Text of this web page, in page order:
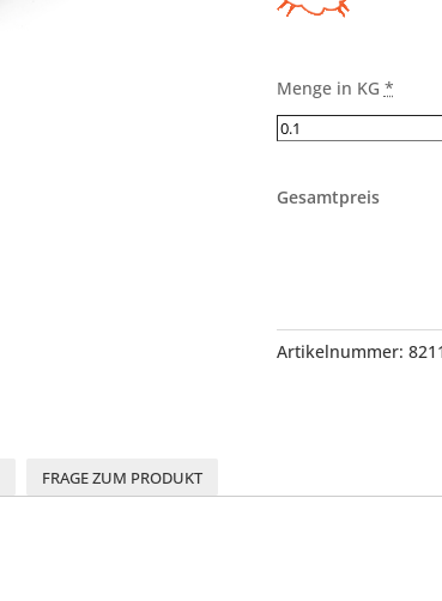
Menge in KG *
Gesamtpreis
Artikelnummer:
FRAGE ZUM PRODUKT